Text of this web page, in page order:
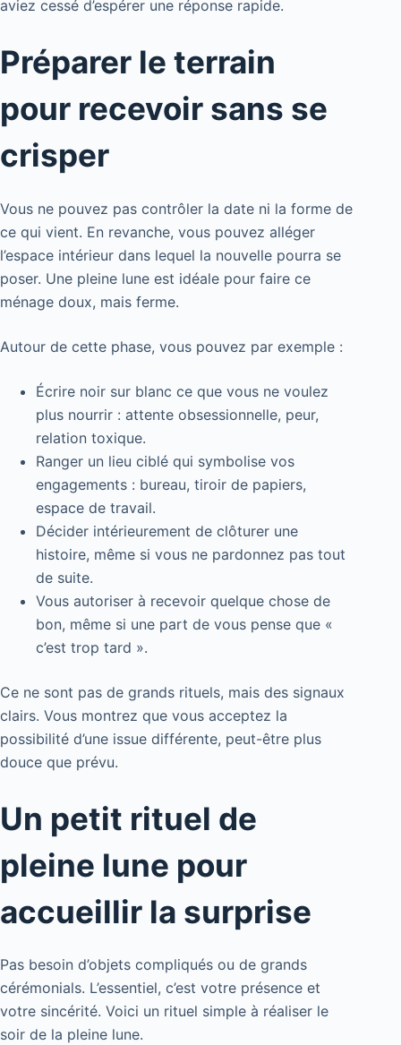
aviez cessé d’espérer une réponse rapide.
Préparer le terrain
pour recevoir sans se
crisper
Vous ne pouvez pas contrôler la date ni la forme de
ce qui vient. En revanche, vous pouvez alléger
l’espace intérieur dans lequel la nouvelle pourra se
poser. Une pleine lune est idéale pour faire ce
ménage doux, mais ferme.
Autour de cette phase, vous pouvez par exemple :
Écrire noir sur blanc ce que vous ne voulez
plus nourrir : attente obsessionnelle, peur,
relation toxique.
Ranger un lieu ciblé qui symbolise vos
engagements : bureau, tiroir de papiers,
espace de travail.
Décider intérieurement de clôturer une
histoire, même si vous ne pardonnez pas tout
de suite.
Vous autoriser à recevoir quelque chose de
bon, même si une part de vous pense que «
c’est trop tard ».
Ce ne sont pas de grands rituels, mais des signaux
clairs. Vous montrez que vous acceptez la
possibilité d’une issue différente, peut-être plus
douce que prévu.
Un petit rituel de
pleine lune pour
accueillir la surprise
Pas besoin d’objets compliqués ou de grands
cérémonials. L’essentiel, c’est votre présence et
votre sincérité. Voici un rituel simple à réaliser le
soir de la pleine lune.